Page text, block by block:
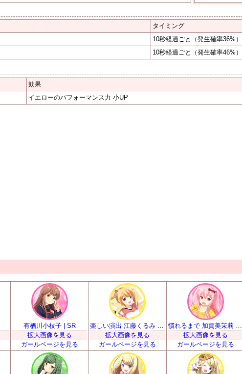
タイミング
10秒経過ごと
（発生確率36%）
10秒経過ごと （発生確率46%）
効果
イエローのパフォーマンス力 小UP
有栖川小枝子 | SR
拡大画像を見る
ガールページを見る
楽しい演出 江藤くるみ | SR
拡大画像を見る
ガールページを見る
慣れるまで 加賀美茉莉 | SR
拡大画像を見る
ガールページを見る